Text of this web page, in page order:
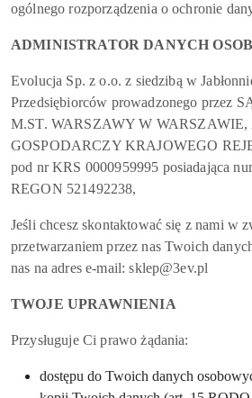
ogólnego rozporządzenia o ochronie
ADMINISTRATOR DANYCH
Evolucja Sp. z o.o. z siedzibą w
Przedsiębiorców prowadzonego przez
M.ST. WARSZAWY W
GOSPODARCZY KRAJOWEGO
pod nr KRS 0000959995 posiadająca
REGON 521492238,
Jeśli chcesz skontaktować się z nami w
przetwarzaniem przez nas Twoich
nas na adres e-mail: sklep@3ev.pl
TWOJE UPRAWNIENIA
Przysługuje Ci prawo żądania:
dostępu do Twoich danych